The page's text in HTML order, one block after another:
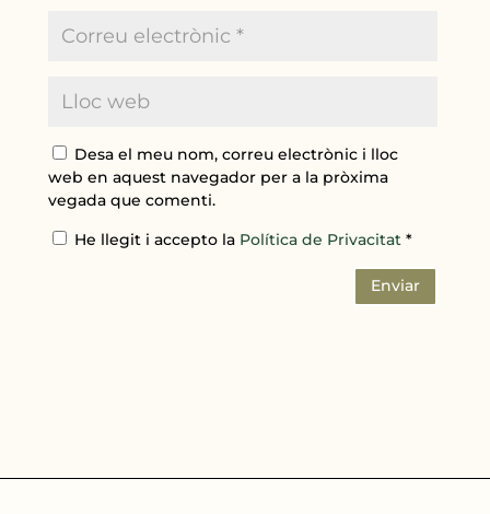
Desa el meu nom, correu electrònic i lloc
web en aquest navegador per a la pròxima
vegada que comenti.
He llegit i accepto la Política de Privacitat*
Enviar